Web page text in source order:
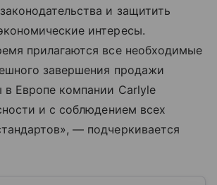
и защитить
интересы.
прилагаются все необходимые
завершения продажи
в Европе компании Carlyle
и с соблюдением всех
— подчеркивается